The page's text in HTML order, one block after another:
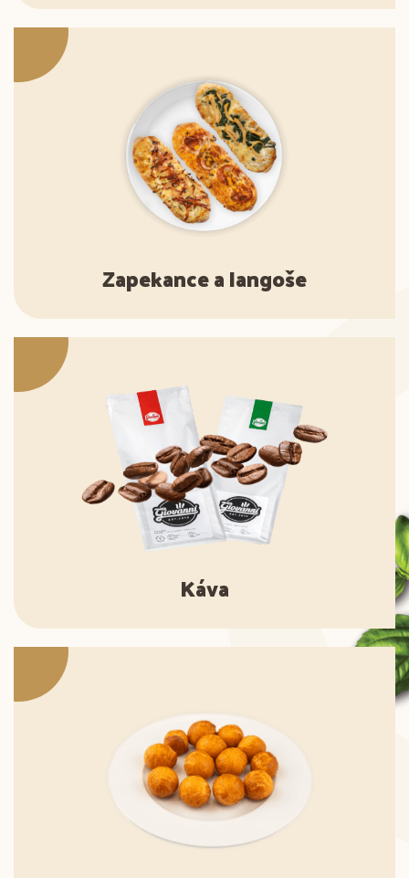
Zapekance a langoše
Káva